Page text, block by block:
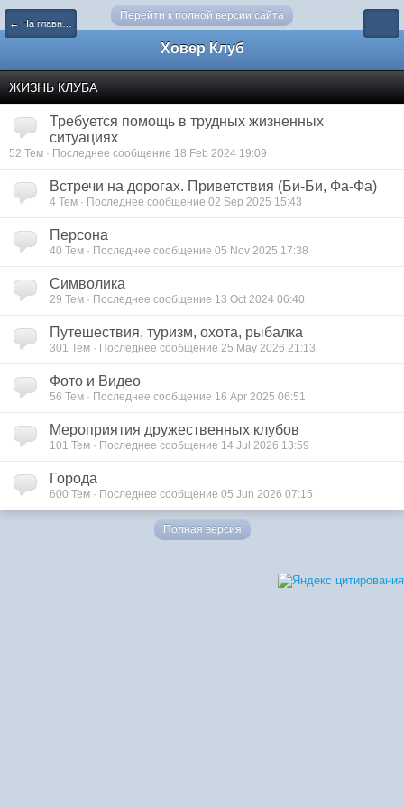
Перейти к полной версии сайта
← На главную
Ховер Клуб
ЖИЗНЬ КЛУБА
Требуется помощь в трудных жизненных
ситуациях
52 Тем · Последнее сообщение 18 Feb 2024 19:09
Встречи на дорогах. Приветствия (Би-Би, Фа-Фа)
4 Тем · Последнее сообщение 02 Sep 2025 15:43
Персона
40 Тем · Последнее сообщение 05 Nov 2025 17:38
Символика
29 Тем · Последнее сообщение 13 Oct 2024 06:40
Путешествия, туризм, охота, рыбалка
301 Тем · Последнее сообщение 25 May 2026 21:13
Фото и Видео
56 Тем · Последнее сообщение 16 Apr 2025 06:51
Мероприятия дружественных клубов
101 Тем · Последнее сообщение 14 Jul 2026 13:59
Города
600 Тем · Последнее сообщение 05 Jun 2026 07:15
Полная версия